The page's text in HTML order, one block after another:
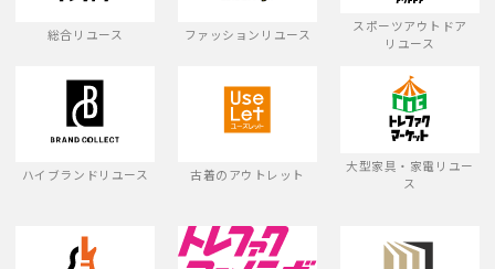
総合リユース ファッションリユース
スポーツアウトドア
リユース
ハイブランドリユース 古着のアウトレット
大型家具・家電リユー
ス